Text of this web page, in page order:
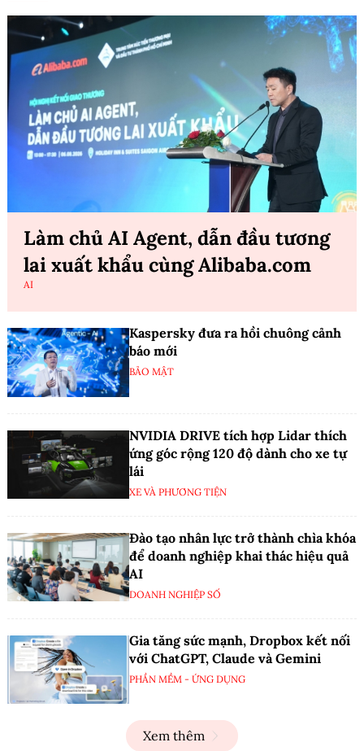
Làm chủ AI Agent, dẫn đầu tương
lai xuất khẩu cùng Alibaba.com
AI
Kaspersky đưa ra hồi chuông cảnh
báo mới
BẢO MẬT
NVIDIA DRIVE tích hợp Lidar thích
ứng góc rộng 120 độ dành cho xe tự
lái
XE VÀ PHƯƠNG TIỆN
Đào tạo nhân lực trở thành chìa khóa
để doanh nghiệp khai thác hiệu quả
AI
DOANH NGHIỆP SỐ
Gia tăng sức mạnh, Dropbox kết nối
với ChatGPT, Claude và Gemini
PHẦN MỀM - ỨNG DỤNG
Xem thêm